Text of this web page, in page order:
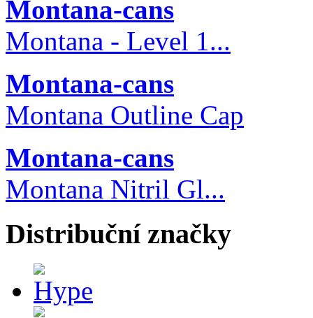
Montana-cans
Montana - Level 1...
Montana-cans
Montana Outline Cap
Montana-cans
Montana Nitril Gl...
Distribuční značky